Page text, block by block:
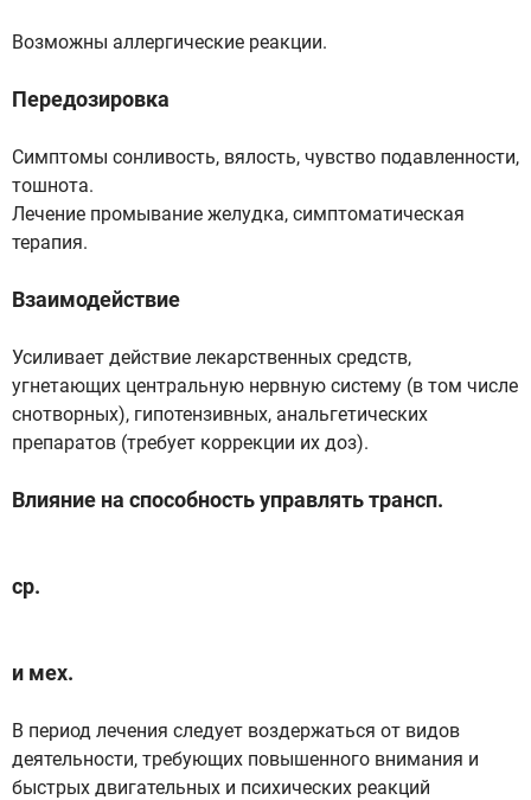
Возможны аллергические реакции.
Передозировка
Симптомы сонливость, вялость, чувство подавленности,
тошнота.
Лечение промывание желудка, симптоматическая
терапия.
Взаимодействие
Усиливает действие лекарственных средств,
угнетающих центральную нервную систему (в том числе
снотворных), гипотензивных, анальгетических
препаратов (требует коррекции их доз).
Влияние на способность управлять трансп.
ср.
и мех.
В период лечения следует воздержаться от видов
деятельности, требующих повышенного внимания и
быстрых двигательных и психических реакций